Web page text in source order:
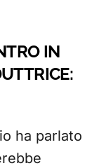
IN
ha parlato